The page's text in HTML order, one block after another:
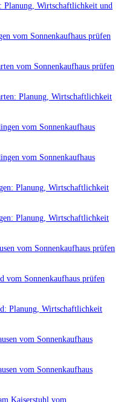
Wirtschaftlichkeit und
vom Sonnenkaufhaus prüfen
vom Sonnenkaufhaus prüfen
Planung, Wirtschaftlichkeit
vom Sonnenkaufhaus
vom Sonnenkaufhaus
Planung, Wirtschaftlichkeit
Planung, Wirtschaftlichkeit
vom Sonnenkaufhaus prüfen
vom Sonnenkaufhaus prüfen
Planung, Wirtschaftlichkeit
vom Sonnenkaufhaus
vom Sonnenkaufhaus
Kaiserstuhl vom